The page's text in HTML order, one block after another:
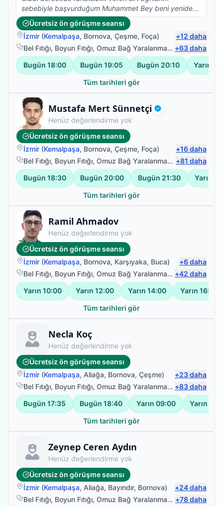
sebebiyle başvurduğum Muhammet Bey beni yeniden
sağlığıma kavuşturdu. Herkese gönül rahatlığıyla
tavsiye ederim
Ücretsiz ön görüşme seansı
İzmir (Kemalpaşa, Bornova, Çeşme, Foça) +12 daha
Bel Fıtığı, Boyun Fıtığı, Omuz Bağ Yaralanması ,Protez
+63daha
Bugün 18:00 Bugün 19:05 Bugün 20:10 Yarın
Tüm tarihleri gör
Mustafa Mert Sünnetçi Doğrulanmış
Fizyoterapist
Henüz değerlendirme yok
Ücretsiz ön görüşme seansı
İzmir (Kemalpaşa, Bornova, Çeşme, Foça) +16daha
Bel Fıtığı, Boyun Fıtığı, Omuz Bağ Yaralanması ,Protez
+81 daha
Bugün 18:30 Bugün 20:00 Bugün 21:30 Yarın
Tüm tarihleri gör
Ramil Ahmadov
Fizyoterapist
Henüz değerlendirme yok
Ücretsiz ön görüşme seansı
İzmir (Kemalpaşa, Bornova, Karşıyaka, Buca) +6daha
Bel Fıtığı, Boyun Fıtığı, Omuz Bağ Yaralanması ,Sırt Ağrısı
+42 daha
Yarın 10:00 Yarın 12:00 Yarın 14:00 Yarın 16:00
Tüm tarihleri gör
Necla Koç
Fizyoterapist
Henüz değerlendirme yok
Ücretsiz ön görüşme seansı
İzmir (Kemalpaşa, Aliağa, Bornova, Çeşme) +23daha
Bel Fıtığı, Boyun Fıtığı, Omuz Bağ Yaralanması ,Protez
+83daha
Bugün 17:35 Bugün 18:40 Yarın 09:00 Yarın
Tüm tarihleri gör
Zeynep Ceren Aydın
Fizyoterapist
Henüz değerlendirme yok
Ücretsiz ön görüşme seansı
İzmir (Kemalpaşa, Aliağa, Bayındır, Bornova) +24daha
Bel Fıtığı, Boyun Fıtığı, Omuz Bağ Yaralanması ,Protez
+78daha